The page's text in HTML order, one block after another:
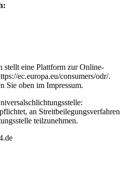
stellt eine Plattform zur Online-
ec.europa.eu/consumers/odr/.
Sie oben im Impressum.
an Streitbeilegungsverfahren
teilzunehmen.